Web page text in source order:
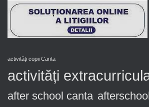
activități copii Canta
activități
after school canta